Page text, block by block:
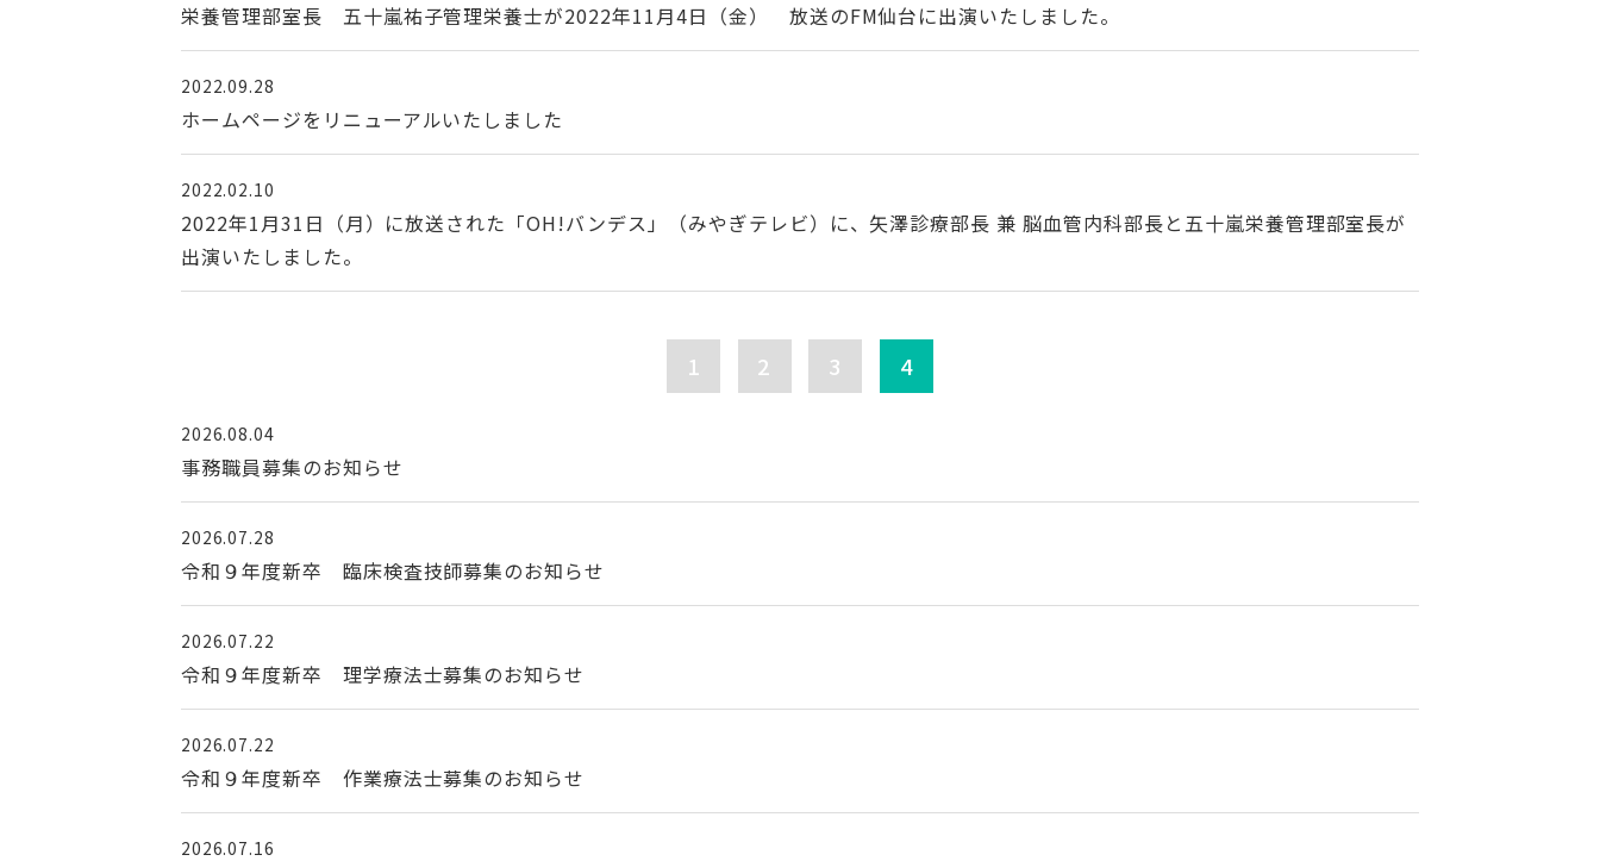
栄養管理部室長 五十嵐祐子管理栄養士が2022年11月4日（金） 放送のFM仙台に出演いたしました。
2022.09.28
ホームページをリニューアルいたしました
2022.02.10
2022年1月31日（月）に放送された「OH!バンデス」（みやぎテレビ）に、矢澤診療部長 兼 脳血管内科部長と五十嵐栄養管理部室長が
出演いたしました。
1 2 3 4
2026.08.04
事務職員募集のお知らせ
2026.07.28
令和９年度新卒 臨床検査技師募集のお知らせ
2026.07.22
令和９年度新卒 理学療法士募集のお知らせ
2026.07.22
令和９年度新卒 作業療法士募集のお知らせ
2026.07.16